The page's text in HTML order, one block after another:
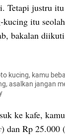
Tetapi justru
itu
bakalan
kucing, kamu
asalkan jangan
ke kafe,
) dan Rp 25.000 (